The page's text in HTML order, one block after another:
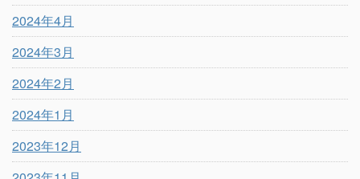
2024年4月
2024年3月
2024年2月
2024年1月
2023年12月